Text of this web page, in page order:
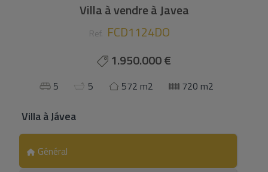
Villa à vendre à Javea
Ref. FCD1124DO
1.950.000 €
572 m2 720 m2
5 5
VillaàJávea
Général